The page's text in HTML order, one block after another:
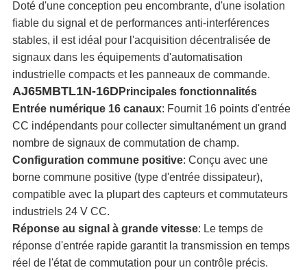
LA
VIE
PRIVÉE
Doté d'une conception peu encombrante, d'une isolation
fiable du signal et de performances anti-interférences
stables, il est idéal pour l'acquisition décentralisée de
signaux dans les équipements d'automatisation
industrielle compacts et les panneaux de commande.
AJ65MBTL1N-16DPrincipales fonctionnalités
Entrée numérique 16 canaux: Fournit 16 points d'entrée
CC indépendants pour collecter simultanément un grand
nombre de signaux de commutation de champ.
Configuration commune positive: Conçu avec une
borne commune positive (type d'entrée dissipateur),
compatible avec la plupart des capteurs et commutateurs
industriels 24 V CC.
Réponse au signal à grande vitesse: Le temps de
réponse d'entrée rapide garantit la transmission en temps
réel de l'état de commutation pour un contrôle précis.